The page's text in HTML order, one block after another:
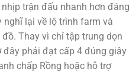
trận đấu nhanh hơn đáng
nghĩ lại về lộ trình farm và
Thay vì chỉ tập trung dọn
phải đạt cấp 4 đúng giây
chấp Rồng hoặc hỗ trợ